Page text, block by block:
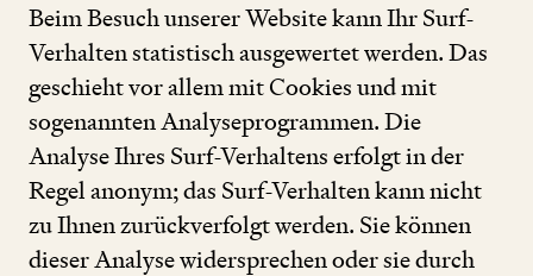
Beim Besuch unserer Website kann Ihr Surf-
Verhalten statistisch ausgewertet werden. Das
geschieht vor allem mit Cookies und mit
sogenannten Analyseprogrammen. Die
Analyse Ihres Surf-Verhaltens erfolgt in der
Regel anonym; das Surf-Verhalten kann nicht
zu Ihnen zurückverfolgt werden. Sie können
dieser Analyse widersprechen oder sie durch